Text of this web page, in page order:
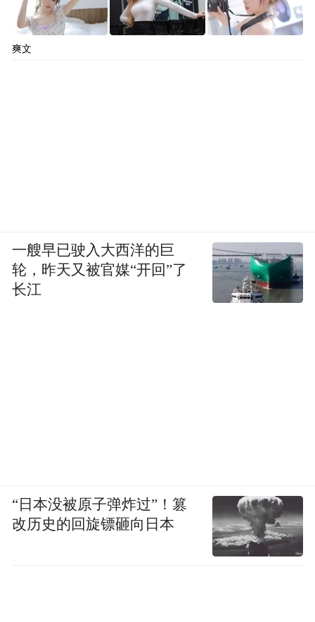
爽文
一艘早已驶入大西洋的巨
轮，昨天又被官媒“开回”了
长江
“日本没被原子弹炸过”！篡
改历史的回旋镖砸向日本